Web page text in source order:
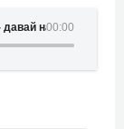
00:00
навсегда